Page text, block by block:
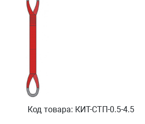
Код товара: КИТ-СТП-0.5-4.5